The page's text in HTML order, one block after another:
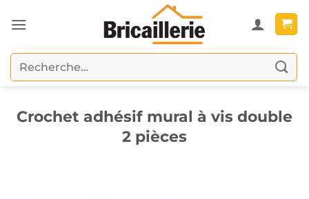
au
Recherche
pour :
Crochet adhésif mural à vis double
2 pièces